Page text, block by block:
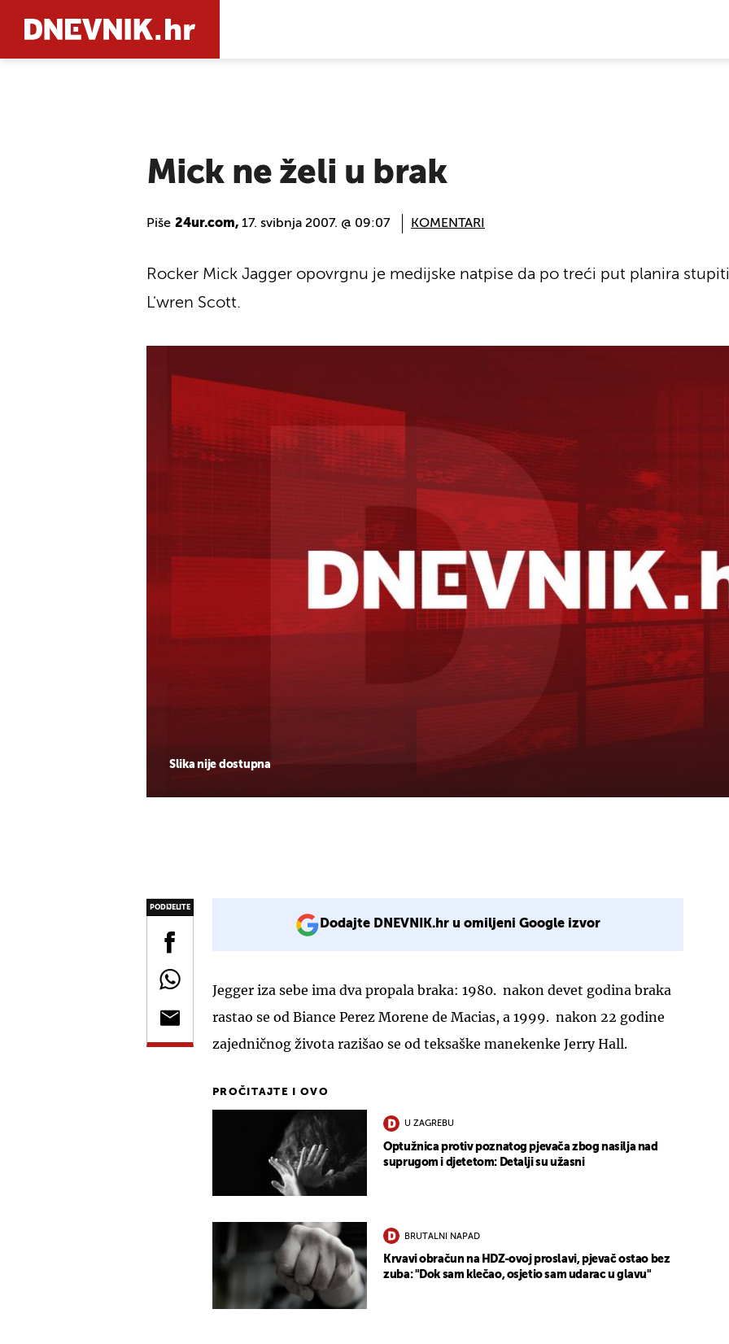
Mick ne želi u brak
Piše 24ur.com, 17. svibnja 2007. @ 09:07 KOMENTARI
Slika nije dostupna
Rocker Mick Jagger opovrgnu je medijske natpise da po treći put planira
L'wren Scott.
PODIJELITE
Dodajte DNEVNIK.hr u omiljeni Google izvor
Jegger iza sebe ima dva propala braka: 1980. nakon devet godina braka
rastao se od Biance Perez Morene de Macias, a 1999. nakon 22 godine
zajedničnog života razišao se od teksaške manekenke Jerry Hall.
PROČITAJTE I OVO
U ZAGREBU
Optužnica protiv poznatog pjevača zbog nasilja nad
suprugom i djetetom: Detalji su užasni
BRUTALNI NAPAD
Krvavi obračun na HDZ-ovoj proslavi, pjevač ostao bez
zuba: "Dok sam klečao, osjetio sam udarac u glavu"